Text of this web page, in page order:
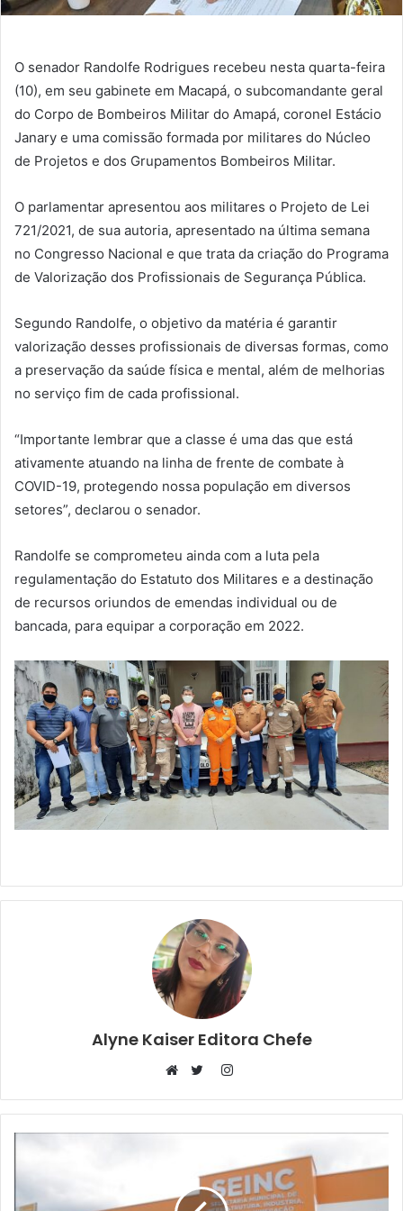
O senador Randolfe Rodrigues recebeu nesta quarta-feira
(10), em seu gabinete em Macapá, o subcomandante geral
do Corpo de Bombeiros Militar do Amapá, coronel Estácio
Janary e uma comissão formada por militares do Núcleo
de Projetos e dos Grupamentos Bombeiros Militar.
O parlamentar apresentou aos militares o Projeto de Lei
721/2021, de sua autoria, apresentado na última semana
no Congresso Nacional e que trata da criação do Programa
de Valorização dos Profissionais de Segurança Pública.
Segundo Randolfe, o objetivo da matéria é garantir
valorização desses profissionais de diversas formas, como
a preservação da saúde física e mental, além de melhorias
no serviço fim de cada profissional.
“Importante lembrar que a classe é uma das que está
ativamente atuando na linha de frente de combate à
COVID-19, protegendo nossa população em diversos
setores”, declarou o senador.
Randolfe se comprometeu ainda com a luta pela
regulamentação do Estatuto dos Militares e a destinação
de recursos oriundos de emendas individual ou de
bancada, para equipar a corporação em 2022.
Alyne Kaiser Editora Chefe
Instagram